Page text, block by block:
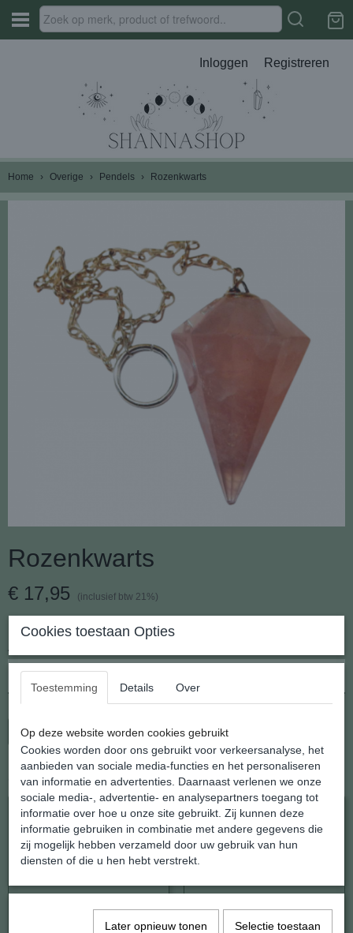
Inloggen Registreren
Home › Overige › Pendels › Rozenkwarts
Rozenkwarts
€ 17,95 (inclusief btw 21%)
✓
Aantal
In winkelwagen
Ook interessant
Cookies toestaan Opties
Toestemming Details Over
Op deze website worden cookies gebruikt
Cookies worden door ons gebruikt voor verkeersanalyse, het
aanbieden van sociale media-functies en het personaliseren
van informatie en advertenties. Daarnaast verlenen we onze
sociale media-, advertentie- en analysepartners toegang tot
informatie over hoe u onze site gebruikt. Zij kunnen deze
informatie gebruiken in combinatie met andere gegevens die
zij mogelijk hebben verzameld door uw gebruik van hun
diensten of die u hen hebt verstrekt.
Later opnieuw tonen Selectie toestaan